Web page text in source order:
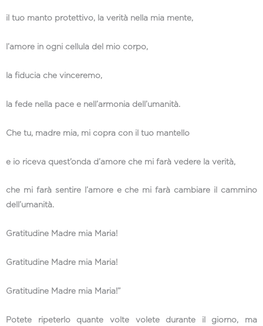
il tuo manto protettivo, la verità nella mia mente,
l’amore in ogni cellula del mio corpo,
la fiducia che vinceremo,
la fede nella pace e nell’armonia dell’umanità.
Che tu, madre mia, mi copra con il tuo mantello
e io riceva quest’onda d’amore che mi farà vedere la verità,
che mi farà sentire l’amore e che mi farà cambiare il cammino
dell’umanità.
Gratitudine Madre mia Maria!
Gratitudine Madre mia Maria!
Gratitudine Madre mia Maria!”
Potete ripeterlo quante volte volete durante il giorno, ma